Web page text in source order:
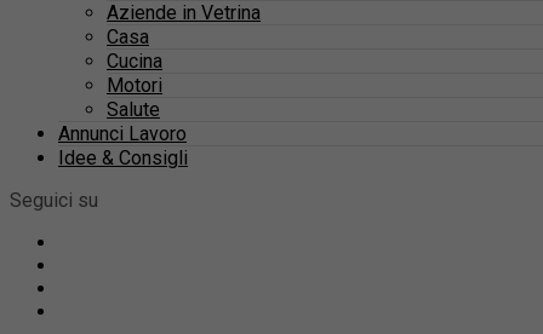
Aziende in Vetrina
Casa
Cucina
Motori
Salute
Annunci Lavoro
Idee & Consigli
Seguici su